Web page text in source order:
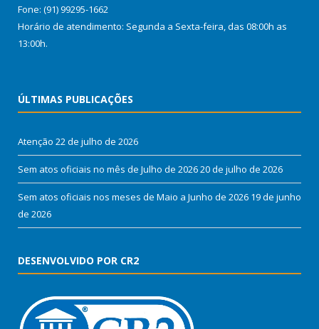
Fone: (91) 99295-1662
Horário de atendimento: Segunda a Sexta-feira, das 08:00h as
13:00h.
ÚLTIMAS PUBLICAÇÕES
Atenção 22 de julho de 2026
Sem atos oficiais no mês de Julho de 202620 de julho de 2026
Sem atos oficiais nos meses de Maio a Junho de 2026 19 de junho
de 2026
DESENVOLVIDO POR CR2